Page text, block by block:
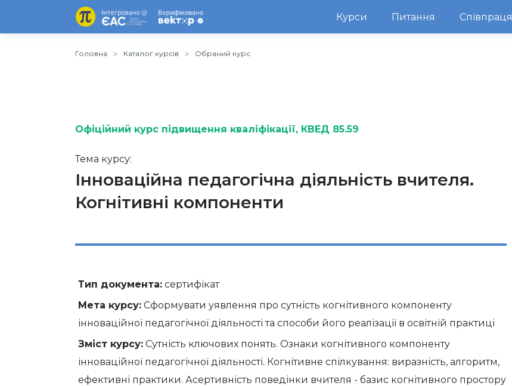
Курси Питання Співпраця
Головна Каталог курсів Обраний курс
Офіційний курс підвищення кваліфікації, КВЕД 85.59
Тема курсу:
Інноваційна педагогічна діяльність вчителя.
Когнітивні компоненти
Тип документа: сертифікат
Мета курсу: Сформувати уявлення про сутність когнітивного компоненту
інноваційної педагогічної діяльності та способи його реалізації в освітній практиці
Зміст курсу: Сутність ключових понять. Ознаки когнітивного компоненту
інноваційної педагогічної діяльності. Когнітивне спілкування: виразність, алгоритм,
ефективні практики. Асертивність поведінки вчителя - базис когнітивного простору